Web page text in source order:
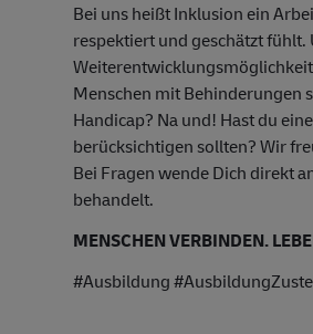
Bei uns heißt Inklusion ein
respektiert und geschätzt
Menschen mit Behinderungen
Handicap? Na und! Hast du
berücksichtigen sollten? Wir
Bei Fragen wende Dich direkt
behandelt.
MENSCHEN VERBINDEN.
#Ausbildung